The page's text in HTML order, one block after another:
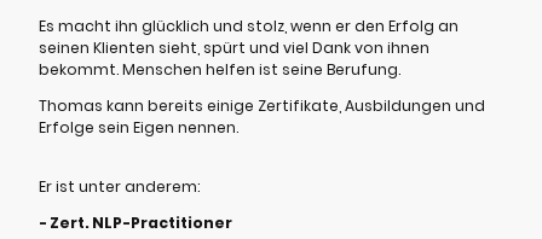
Es macht ihn glücklich und stolz, wenn er den Erfolg an
seinen Klienten sieht, spürt und viel Dank von ihnen
bekommt. Menschen helfen ist seine Berufung.
Thomas kann bereits einige Zertifikate, Ausbildungen und
Erfolge sein Eigen nennen.
Er ist unter anderem:
- Zert. NLP-Practitioner